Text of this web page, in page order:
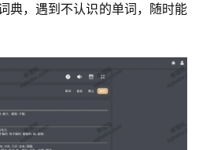
典，遇到不认识的单词，随时能